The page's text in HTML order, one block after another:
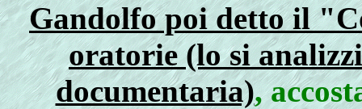
Gandolfo poi detto il
oratorie (lo si
documentaria),